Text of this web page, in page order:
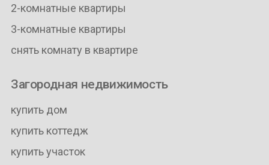
2-комнатные квартиры
3-комнатные квартиры
снять комнату в квартире
Загородная недвижимость
купить дом
купить коттедж
купить участок